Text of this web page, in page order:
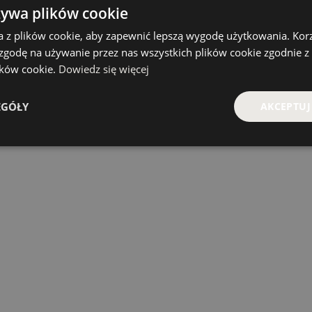
plików cookie
z plików cookie, aby zapewnić lepszą wygodę użytkowania.
na używanie przez nas wszystkich plików cookie zgodnie
cookie. Dowiedz się więcej